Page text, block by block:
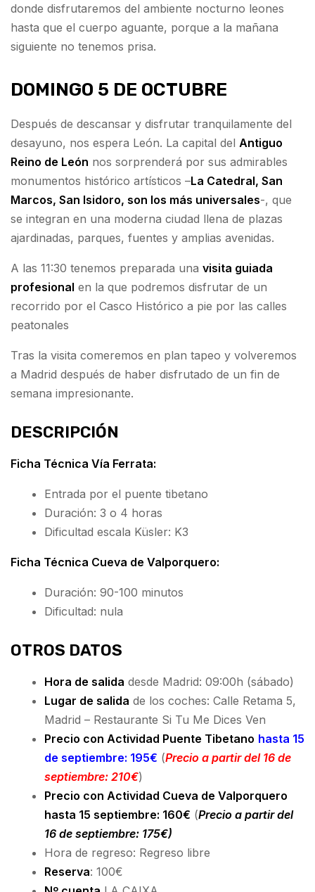
donde disfrutaremos del ambiente nocturno leones
hasta que el cuerpo aguante, porque a la mañana
siguiente no tenemos prisa.
DOMINGO 5 DE OCTUBRE
Después de descansar y disfrutar tranquilamente del
desayuno, nos espera León. La capital del Antiguo
Reino de León nos sorprenderá por sus admirables
monumentos histórico artísticos –La Catedral, San
Marcos, San Isidoro, son los más universales-, que
se integran en una moderna ciudad llena de plazas
ajardinadas, parques, fuentes y amplias avenidas.
A las 11:30 tenemos preparada una visita guiada
profesional en la que podremos disfrutar de un
recorrido por el Casco Histórico a pie por las calles
peatonales
Tras la visita comeremos en plan tapeo y volveremos
a Madrid después de haber disfrutado de un fin de
semana impresionante.
DESCRIPCIÓN
Ficha Técnica Vía Ferrata:
Entrada por el puente tibetano
Duración: 3 o 4 horas
Dificultad escala Küsler: K3
Ficha Técnica Cueva de Valporquero:
Duración: 90-100 minutos
Dificultad: nula
OTROS DATOS
Hora de salida desde Madrid: 09:00h (sábado)
Lugar de salida de los coches: Calle Retama 5,
Madrid – Restaurante Si Tu Me Dices Ven
Precio con Actividad Puente Tibetano hasta 15
de septiembre: 195€ (Precio a partir del 16 de
septiembre: 210€)
Precio con Actividad Cueva de Valporquero
hasta 15 septiembre: 160€ (Precio a partir del
16 de septiembre: 175€)
Hora de regreso: Regreso libre
Reserva: 100€